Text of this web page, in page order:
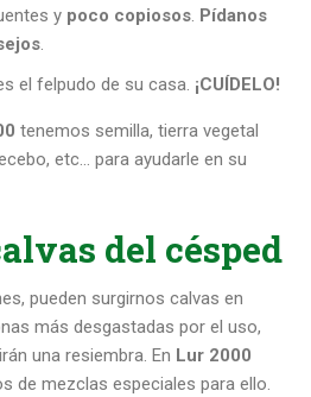
y poco copiosos. Pídanos
.
el felpudo de su casa. ¡CUÍDELO!
tenemos semilla, tierra vegetal
etc… para ayudarle en su
del césped
pueden surgirnos calvas en
más desgastadas por el uso,
una resiembra. En Lur 2000
de mezclas especiales para ello.